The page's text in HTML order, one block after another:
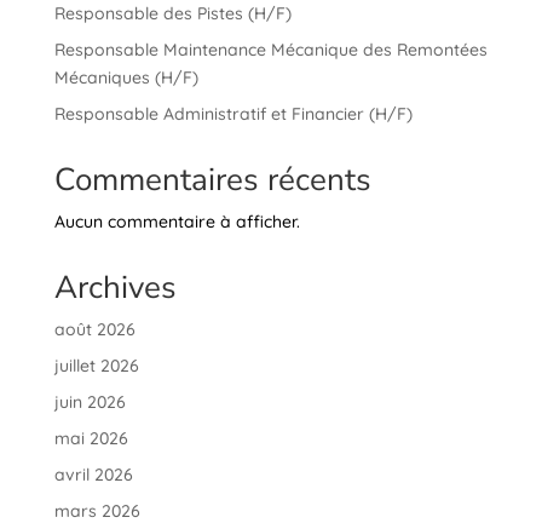
Responsable des Pistes (H/F)
Responsable Maintenance Mécanique des Remontées
Mécaniques (H/F)
Responsable Administratif et Financier (H/F)
Commentaires récents
Aucun commentaire à afficher.
Archives
août 2026
juillet 2026
juin 2026
mai 2026
avril 2026
mars 2026